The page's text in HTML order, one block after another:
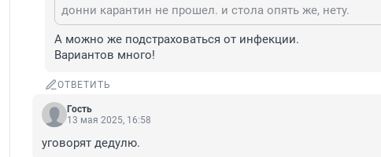
донни карантин не прошел. и стола опять же, нету.
А можно же подстраховаться от инфекции.
Вариантов много!
ОТВЕТИТЬ
Гость
13 мая 2025, 16:58
уговорят дедулю.